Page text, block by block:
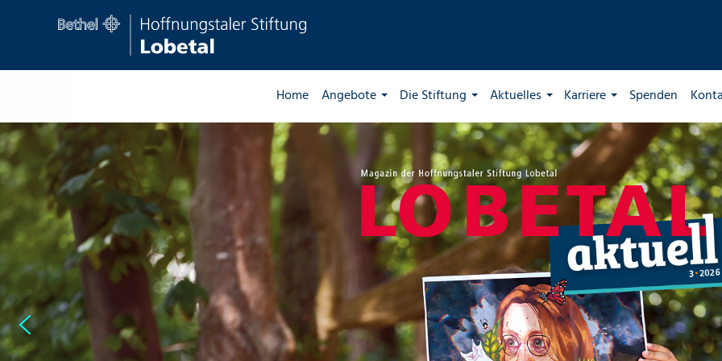
Home Angebote Die Stiftung Aktuelles Karriere Spenden